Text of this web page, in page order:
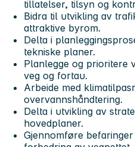
tillatelser, tilsyn og
Bidra til utvikling av
attraktive byrom.
Delta i
tekniske planer.
Planlegge og prioritere
veg og fortau.
Arbeide med
overvannshåndtering.
Delta i utvikling av
hovedplaner.
Gjennomføre